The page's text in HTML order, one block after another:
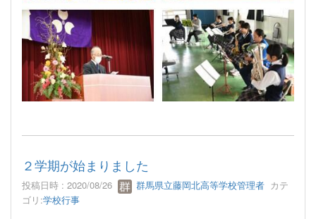
２学期が始まりました
投稿日時 : 2020/08/26 群馬県立藤岡北高等学校管理者 カテ
ゴリ:学校行事